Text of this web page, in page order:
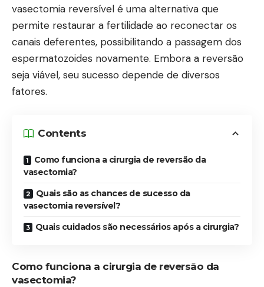
vasectomia reversível é uma alternativa que
permite restaurar a fertilidade ao reconectar os
canais deferentes, possibilitando a passagem dos
espermatozoides novamente. Embora a reversão
seja viável, seu sucesso depende de diversos
fatores.
Contents
Como funciona a cirurgia de reversão da
vasectomia?
Quais são as chances de sucesso da
vasectomia reversível?
Quais cuidados são necessários após a cirurgia?
Como funciona a cirurgia de reversão da
vasectomia?